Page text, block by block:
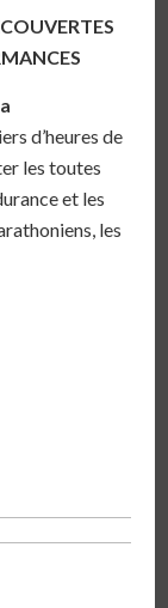
d’heures de
les toutes
et les
les